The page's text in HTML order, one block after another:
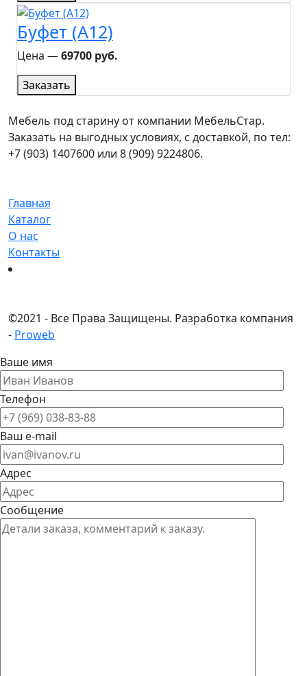
Буфет (A12)
Цена ―69700 руб.
Заказать
Мебель под старину от компании МебельСтар.
Заказать на выгодных условиях, с доставкой, по тел:
+7 (903) 1407600 или 8 (909) 9224806.
Главная
Каталог
О нас
Контакты
©2021 - Все Права Защищены. Разработка компания
- Proweb
Ваше имя
Телефон
Ваш e-mail
Адрес
Сообщение